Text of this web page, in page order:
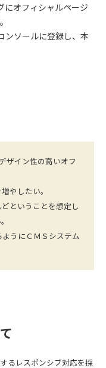
オフィシャルページ
ソールに登録し、本
ザイン性の高いオフ
やしたい。
ということを想定し
うにＣＭＳシステム
るレスポンシブ対応を採